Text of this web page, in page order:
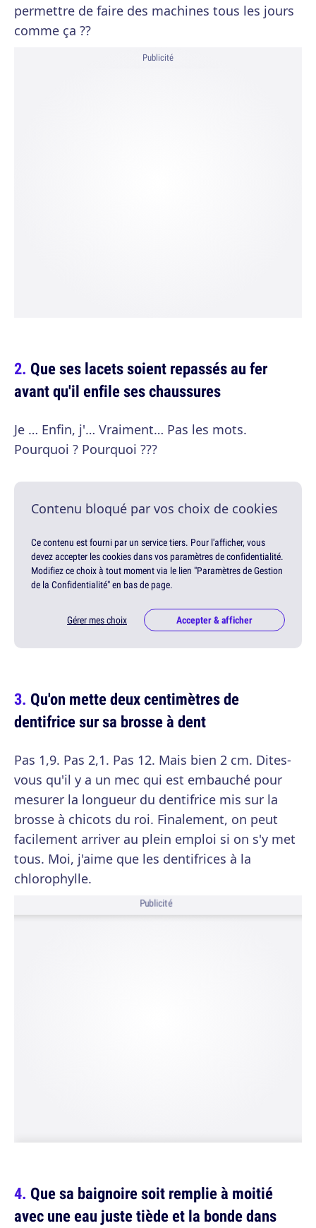
permettre de faire des machines tous les jours
comme ça ??
Publicité
Que ses lacets soient repassés au fer
avant qu'il enfile ses chaussures
Je … Enfin, j'… Vraiment… Pas les mots.
Pourquoi ? Pourquoi ???
Contenu bloqué par vos choix de cookies
Ce contenu est fourni par un service tiers. Pour l'afficher, vous
devez accepter les cookies dans vos paramètres de confidentialité.
Modifiez ce choix à tout moment via le lien "Paramètres de Gestion
de la Confidentialité" en bas de page.
Gérer mes choix Accepter & afficher
Qu'on mette deux centimètres de
dentifrice sur sa brosse à dent
Pas 1,9. Pas 2,1. Pas 12. Mais bien 2 cm. Dites-
vous qu'il y a un mec qui est embauché pour
mesurer la longueur du dentifrice mis sur la
brosse à chicots du roi. Finalement, on peut
facilement arriver au plein emploi si on s'y met
tous. Moi, j'aime que les dentifrices à la
chlorophylle.
Publicité
Que sa baignoire soit remplie à moitié
avec une eau juste tiède et la bonde dans